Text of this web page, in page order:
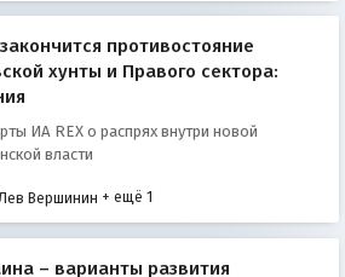
противостояние
хунты и Правого сектора:
ИА REX о распрях внутри новой
власти
Вершинин + ещё 1
– варианты развития